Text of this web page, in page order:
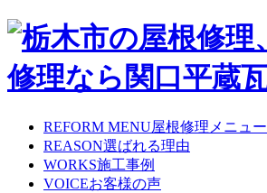
REFORM MENU屋根修理メニュー
REASON選ばれる理由
WORKS施工事例
VOICEお客様の声